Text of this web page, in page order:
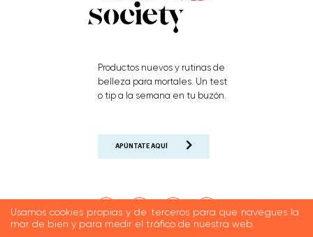
Productos nuevos y rutinas de
belleza para mortales. Un test
o tip a la semana en tu buzón.
APÚNTATE AQUÍ
Usamos cookies propias y de terceros para que navegues la
mar de bien y para medir el tráfico de nuestra web.